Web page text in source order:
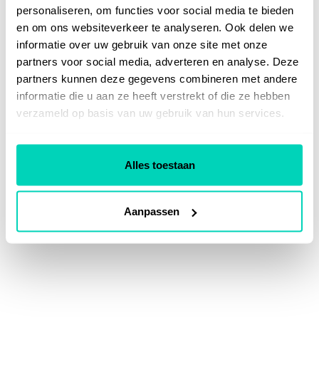
personaliseren, om functies voor social media te bieden
en om ons websiteverkeer te analyseren. Ook delen we
informatie over uw gebruik van onze site met onze
partners voor social media, adverteren en analyse. Deze
partners kunnen deze gegevens combineren met andere
informatie die u aan ze heeft verstrekt of die ze hebben
verzameld op basis van uw gebruik van hun services.
Alles toestaan
Aanpassen